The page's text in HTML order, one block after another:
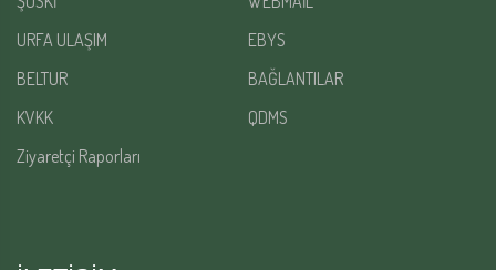
URFA ULAŞIM
EBYS
BELTUR
BAĞLANTILAR
KVKK
QDMS
Ziyaretçi Raporları